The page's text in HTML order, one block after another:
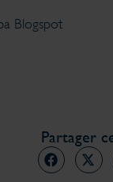
Blogspot
Partager